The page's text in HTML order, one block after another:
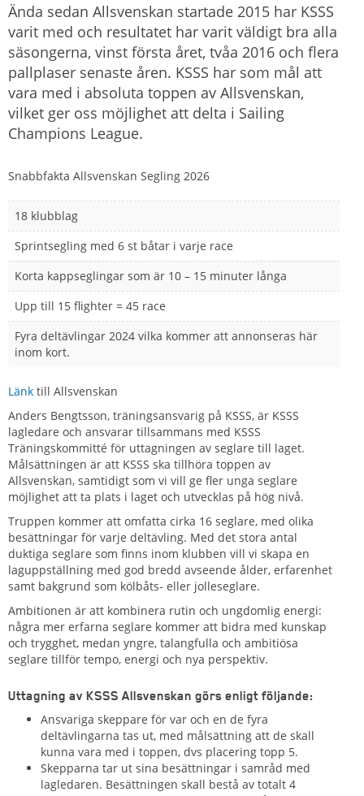
Ända sedan Allsvenskan startade 2015 har KSSS
varit med och resultatet har varit väldigt bra alla
säsongerna, vinst första året, tvåa 2016 och flera
pallplaser senaste åren. KSSS har som mål att
vara med i absoluta toppen av Allsvenskan,
vilket ger oss möjlighet att delta i Sailing
Champions League.
Snabbfakta Allsvenskan Segling 2026
18 klubblag
Sprintsegling med 6 st båtar i varje race
Korta kappseglingar som är 10 – 15 minuter långa
Upp till 15 flighter = 45 race
Fyra deltävlingar 2024 vilka kommer att annonseras här
inom kort.
Länk till Allsvenskan
Anders Bengtsson, träningsansvarig på KSSS, är KSSS
lagledare och ansvarar tillsammans med KSSS
Träningskommitté för uttagningen av seglare till laget.
Målsättningen är att KSSS ska tillhöra toppen av
Allsvenskan, samtidigt som vi vill ge fler unga seglare
möjlighet att ta plats i laget och utvecklas på hög nivå.
Truppen kommer att omfatta cirka 16 seglare, med olika
besättningar för varje deltävling. Med det stora antal
duktiga seglare som finns inom klubben vill vi skapa en
laguppställning med god bredd avseende ålder, erfarenhet
samt bakgrund som kölbåts- eller jolleseglare.
Ambitionen är att kombinera rutin och ungdomlig energi:
några mer erfarna seglare kommer att bidra med kunskap
och trygghet, medan yngre, talangfulla och ambitiösa
seglare tillför tempo, energi och nya perspektiv.
Uttagning av KSSS Allsvenskan görs enligt följande:
Ansvariga skeppare för var och en de fyra
deltävlingarna tas ut, med målsättning att de skall
kunna vara med i toppen, dvs placering topp 5.
Skepparna tar ut sina besättningar i samråd med
lagledaren. Besättningen skall bestå av totalt 4